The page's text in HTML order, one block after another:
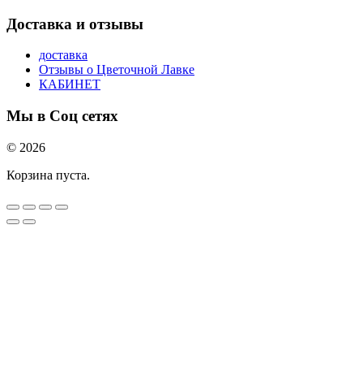
Доставка и отзывы
доставка
Отзывы о Цветочной Лавке
КАБИНЕТ
Мы в Соц сетях
© 2026
Корзина пуста.